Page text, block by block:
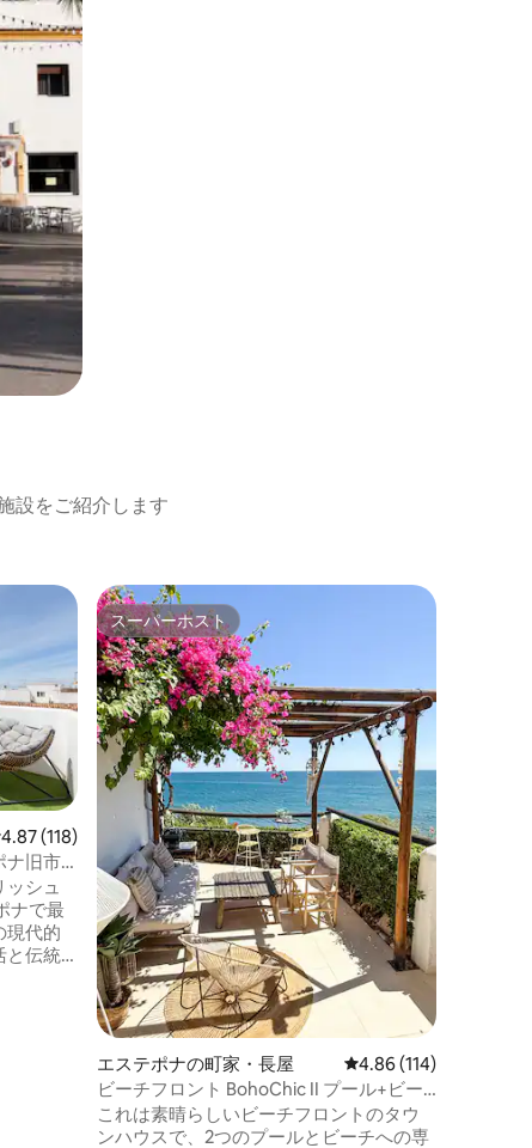
設をご紹介します
ビュー118件、5つ星中4.87つ星の平均評価
4.87 (118)
ナ旧市
ッシュ
現代的
と伝統
エス
スーパーホスト
スーパーホスト
エステポナの町家・長屋 レビュー114件、5つ
4.86 (114)
ビーチフロント BohoChic II プール+ビー
チ直通+駐車場
これは素晴らしいビーチフロントのタウ
ンハウスで、2つのプールとビーチへの専